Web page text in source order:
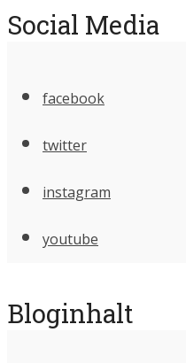
Social Media
facebook
twitter
instagram
youtube
Bloginhalt